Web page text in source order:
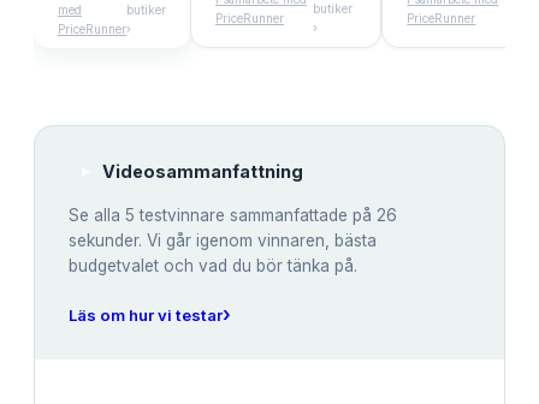
med
PriceRunner
butiker
›
PriceRunner
butiker
›
PriceRunner
Videosammanfattning
Se alla 5 testvinnare sammanfattade på 26
sekunder. Vi går igenom vinnaren, bästa
budgetvalet och vad du bör tänka på.
Läs om hur vi testar›